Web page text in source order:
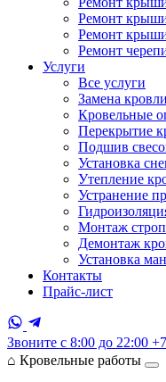
Ремонт
Ремонт
Ремонт
Услуги
Все услуги
Замена кровли
Кровельные
Перекрытие
Подшив
Установка
Утепление
Устранение
Монтаж
Демонтаж
Установка
Контакты
Прайс-лист
Звоните с 8:00 до 22:00
⌂ Кровельные работы